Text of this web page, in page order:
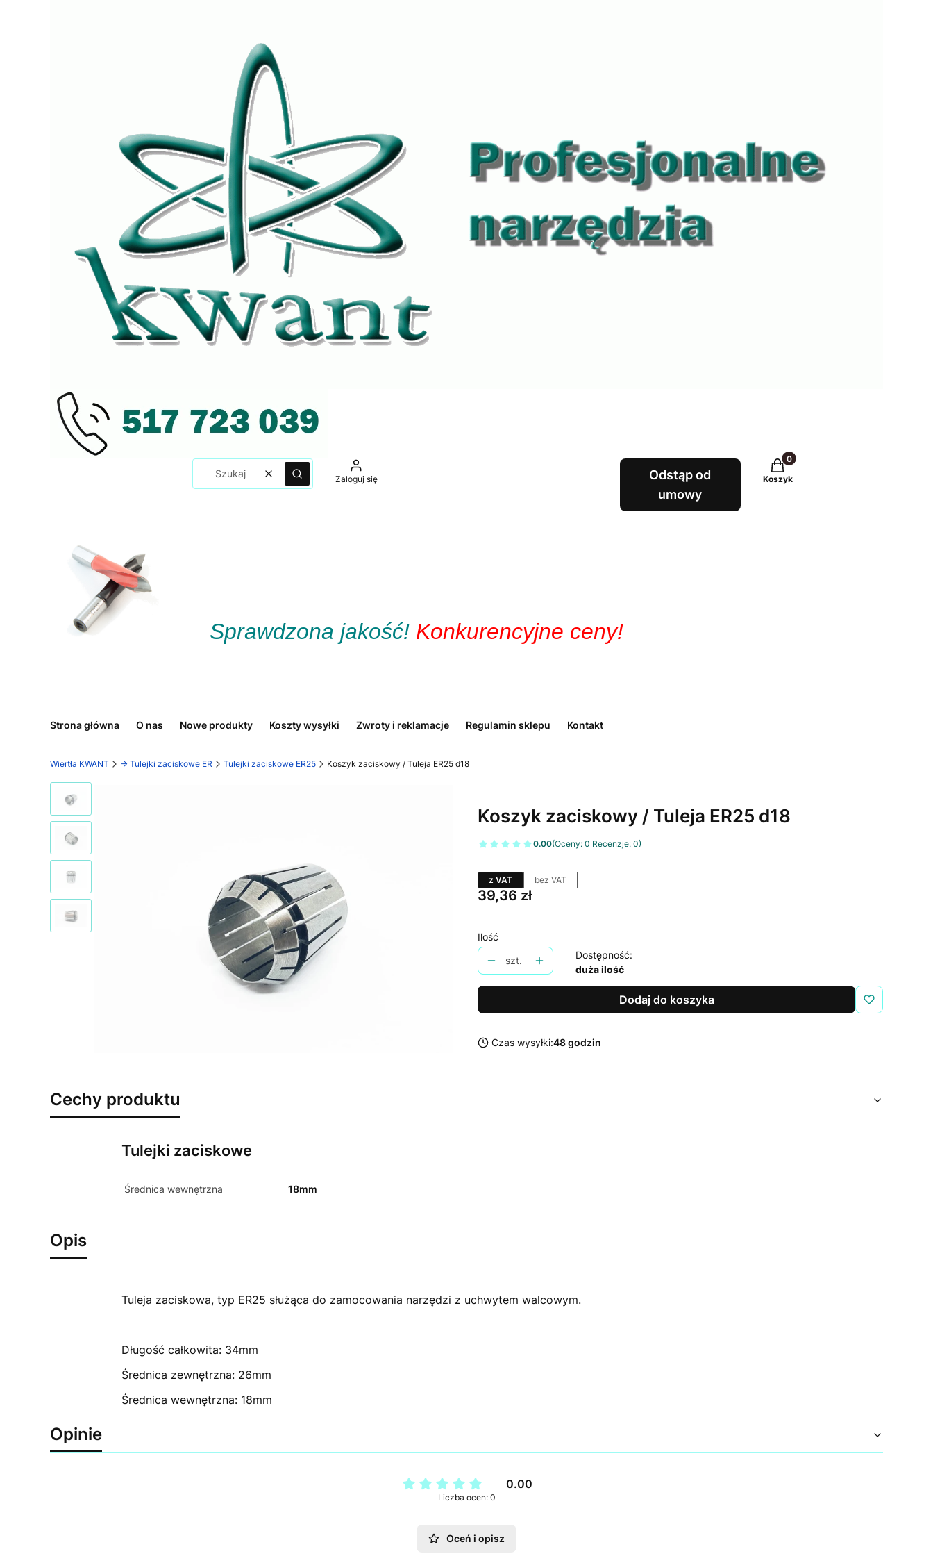
WyczyśćSzukaj Zaloguj się
Odstąp od
umowy
Produkty w koszyku: 0. Zobacz
Koszyk
Sprawdzona jakość! Konkurencyjne ceny!
Strona główna O nas Nowe produkty Koszty wysyłki Zwroty i reklamacje Regulamin sklepu Kontakt
Wiertła KWANT -> Tulejki zaciskowe ER Tulejki zaciskowe ER25 Koszyk zaciskowy / Tuleja ER25 d18
Koszyk zaciskowy / Tuleja ER25 d18
0.00(Oceny: 0 Recenzje: 0)
z VAT bez VAT
Cena
39,36 zł
Ilość
szt.
Dostępność:
duża ilość
Dodaj do koszyka
Czas wysyłki:48 godzin
Cechy produktu
Tulejki zaciskowe
Średnica wewnętrzna 18mm
Opis
Tuleja zaciskowa, typ ER25 służąca do zamocowania narzędzi z uchwytem walcowym.
Długość całkowita: 34mm
Średnica zewnętrzna: 26mm
Średnica wewnętrzna: 18mm
Opinie
0.00
Liczba ocen: 0
Oceń i opisz